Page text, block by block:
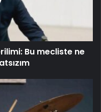
Bu mecliste ne